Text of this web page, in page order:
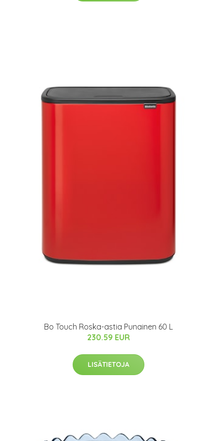
Bo Touch Roska-astia Punainen 60 L
230.59 EUR
LISÄTIETOJA